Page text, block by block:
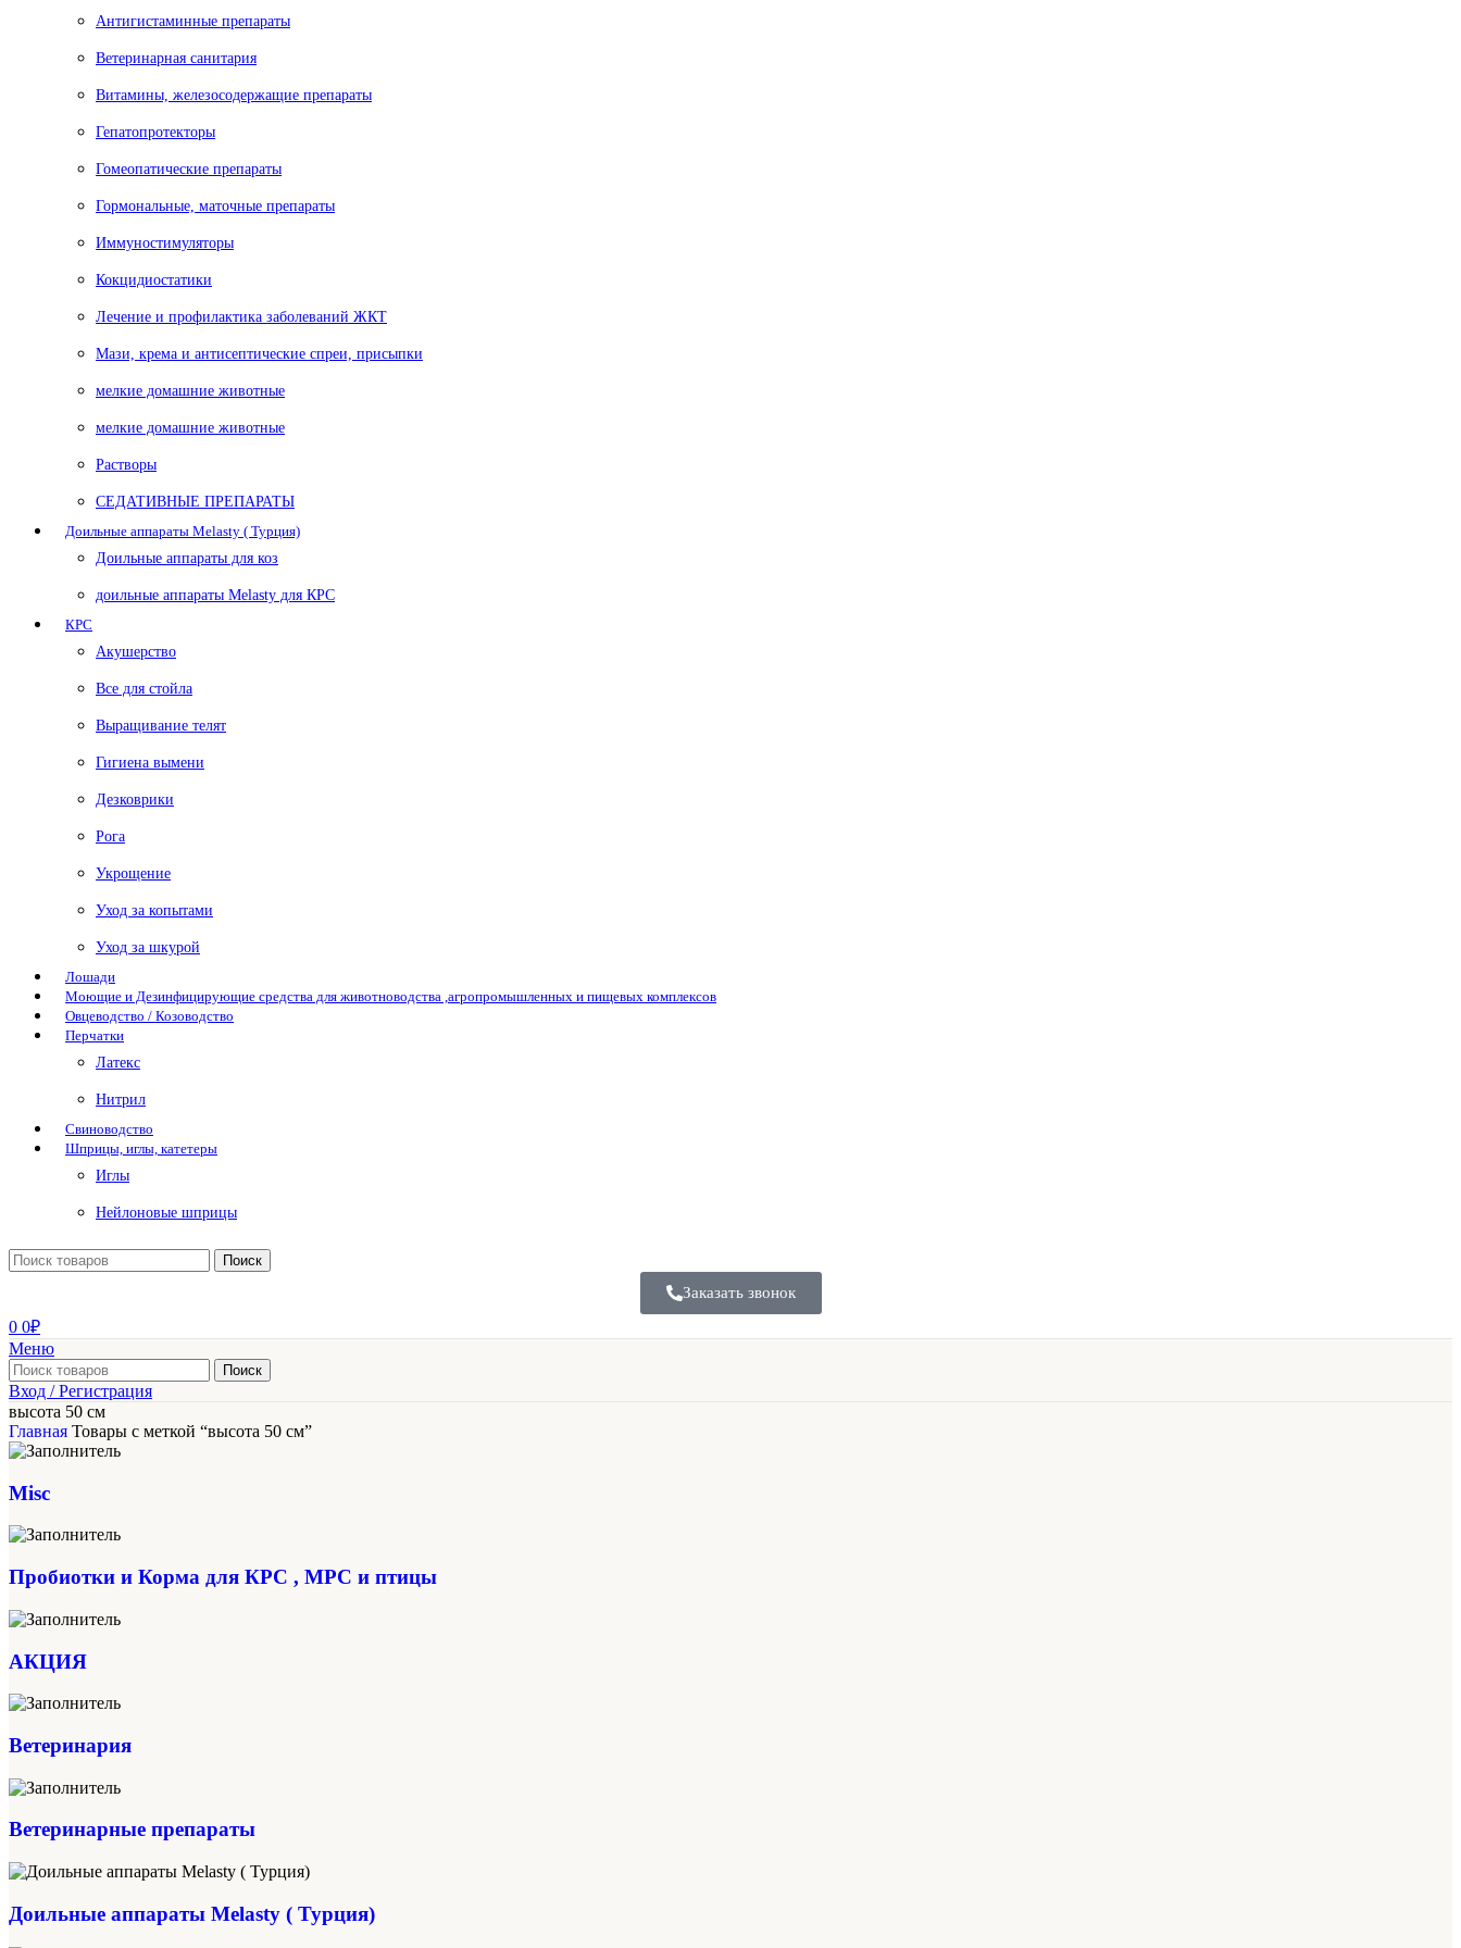
Антигистаминные препараты
Ветеринарная санитария
Витамины, железосодержащие препараты
Гепатопротекторы
Гомеопатические препараты
Гормональные, маточные препараты
Иммуностимуляторы
Кокцидиостатики
Лечение и профилактика заболеваний ЖКТ
Мази, крема и антисептические спреи, присыпки
мелкие домашние животные
мелкие домашние животные
Растворы
СЕДАТИВНЫЕ ПРЕПАРАТЫ
Доильные аппараты Melasty ( Турция)
Доильные аппараты для коз
доильные аппараты Melasty для КРС
КРС
Акушерство
Все для стойла
Выращивание телят
Гигиена вымени
Дезковрики
Рога
Укрощение
Уход за копытами
Уход за шкурой
Лошади
Моющие и Дезинфицирующие средства для животноводства ,агропромышленных и пищевых комплексов
Овцеводство / Козоводство
Перчатки
Латекс
Нитрил
Свиноводство
Шприцы, иглы, катетеры
Иглы
Нейлоновые шприцы
Поиск
Заказать звонок
0 0₽
Меню
Поиск
Вход / Регистрация
высота 50 см
Главная Товары с меткой “высота 50 см”
Misc
Пробиотки и Корма для КРС , МРС и птицы
АКЦИЯ
Ветеринария
Ветеринарные препараты
Доильные аппараты Melasty ( Турция)